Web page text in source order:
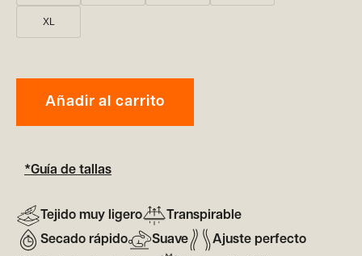
XL
Añadir al carrito
*Guía de tallas
Tejido muy ligero
Transpirable
Secado rápido
Suave
Ajuste perfecto